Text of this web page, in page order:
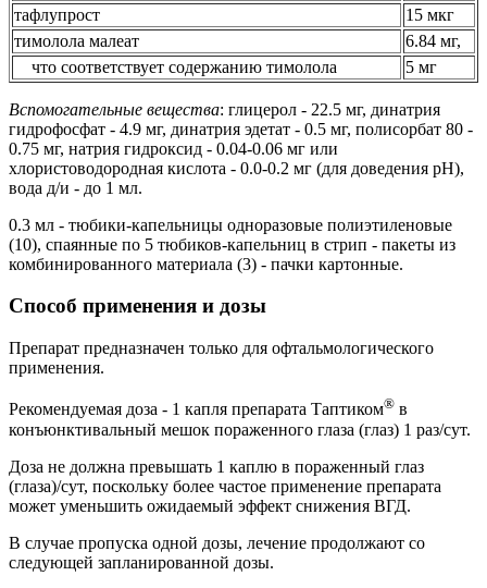
тафлупрост
15 мкг
тимолола малеат
6.84 мг,
что соответствует содержанию тимолола
5 мг
Вспомогательные вещества: глицерол - 22.5 мг, динатрия
гидрофосфат - 4.9 мг, динатрия эдетат - 0.5 мг, полисорбат 80 -
0.75 мг, натрия гидроксид - 0.04-0.06 мг или
хлористоводородная кислота - 0.0-0.2 мг (для доведения pH),
вода д/и - до 1 мл.
0.3 мл - тюбики-капельницы одноразовые полиэтиленовые
(10), спаянные по 5 тюбиков-капельниц в стрип - пакеты из
комбинированного материала (3) - пачки картонные.
Способ применения и дозы
Препарат предназначен только для офтальмологического
применения.
Рекомендуемая доза - 1 капля препарата Таптиком® в
конъюнктивальный мешок пораженного глаза (глаз) 1 раз/сут.
Доза не должна превышать 1 каплю в пораженный глаз
(глаза)/сут, поскольку более частое применение препарата
может уменьшить ожидаемый эффект снижения ВГД.
В случае пропуска одной дозы, лечение продолжают со
следующей запланированной дозы.